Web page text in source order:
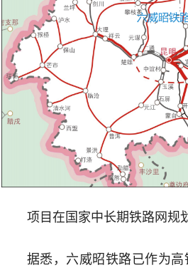
项目在国家中长期铁路网规
据悉，六威昭铁路已作为